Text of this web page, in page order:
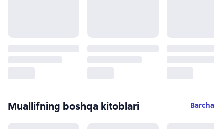
Muallifning boshqa kitoblari Barcha